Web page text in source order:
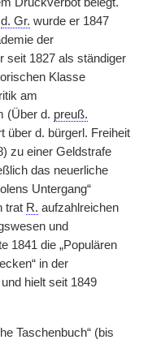
d. Gr. wurde er 1847
der
seit 1827 als ständiger
Klasse
am
(Über d. preuß.
über d. bürgerl. Freiheit
zu einer Geldstrafe
das neuerliche
Untergang“
trat R. aufzahlreichen
und
1841 die „Populären
in der
hielt seit 1849
Taschenbuch“ (bis